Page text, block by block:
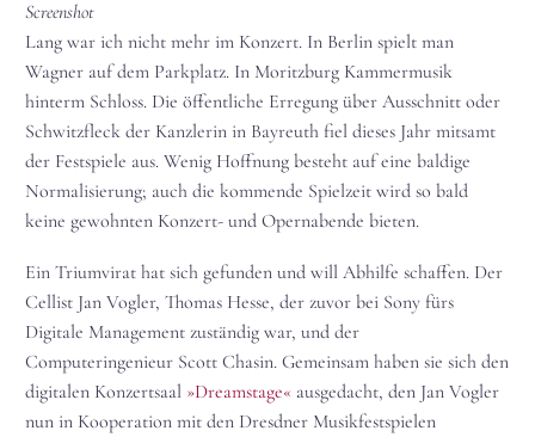
Screenshot
Lang war ich nicht mehr im Konzert. In Berlin spielt man
Wagner auf dem Parkplatz. In Moritzburg Kammermusik
hinterm Schloss. Die öffentliche Erregung über Ausschnitt oder
Schwitzfleck der Kanzlerin in Bayreuth fiel dieses Jahr mitsamt
der Festspiele aus. Wenig Hoffnung besteht auf eine baldige
Normalisierung; auch die kommende Spielzeit wird so bald
keine gewohnten Konzert- und Opernabende bieten.
Ein Triumvirat hat sich gefunden und will Abhilfe schaffen. Der
Cellist Jan Vogler, Thomas Hesse, der zuvor bei Sony fürs
Digitale Management zuständig war, und der
Computeringenieur Scott Chasin. Gemeinsam haben sie sich den
digitalen Konzertsaal »Dreamstage« ausgedacht, den Jan Vogler
nun in Kooperation mit den Dresdner Musikfestspielen